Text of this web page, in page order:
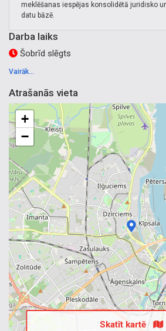
meklēšanas iespējas konsolidētā juridisko
datu bāzē.
Darba laiks
Šobrīd slēgts
Vairāk...
Atrašanās vieta
+
−
Skatīt kartē